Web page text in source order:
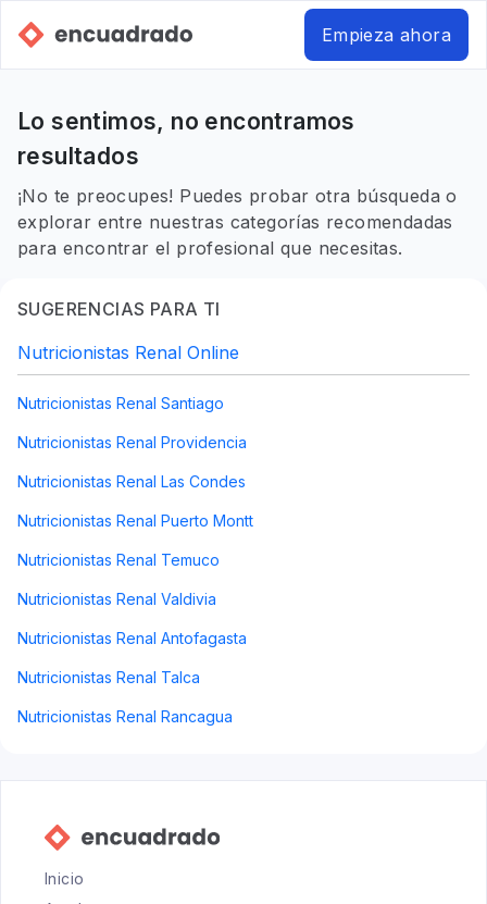
Empieza ahora
Lo sentimos, no encontramos
resultados
¡No te preocupes! Puedes probar otra búsqueda o
explorar entre nuestras categorías recomendadas
para encontrar el profesional que necesitas.
SUGERENCIAS PARA TI
Nutricionistas Renal Online
Nutricionistas Renal Santiago
Nutricionistas Renal Providencia
Nutricionistas Renal Las Condes
Nutricionistas Renal Puerto Montt
Nutricionistas Renal Temuco
Nutricionistas Renal Valdivia
Nutricionistas Renal Antofagasta
Nutricionistas Renal Talca
Nutricionistas Renal Rancagua
Inicio